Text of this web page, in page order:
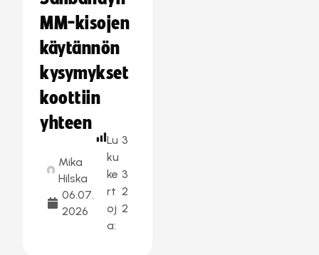
MM-kisojen
käytännön
kysymykset
koottiin
yhteen
Mika
Hilska
06.07.
2026
Lu
ku
ke
rt
oj
a:
3
3
2
2